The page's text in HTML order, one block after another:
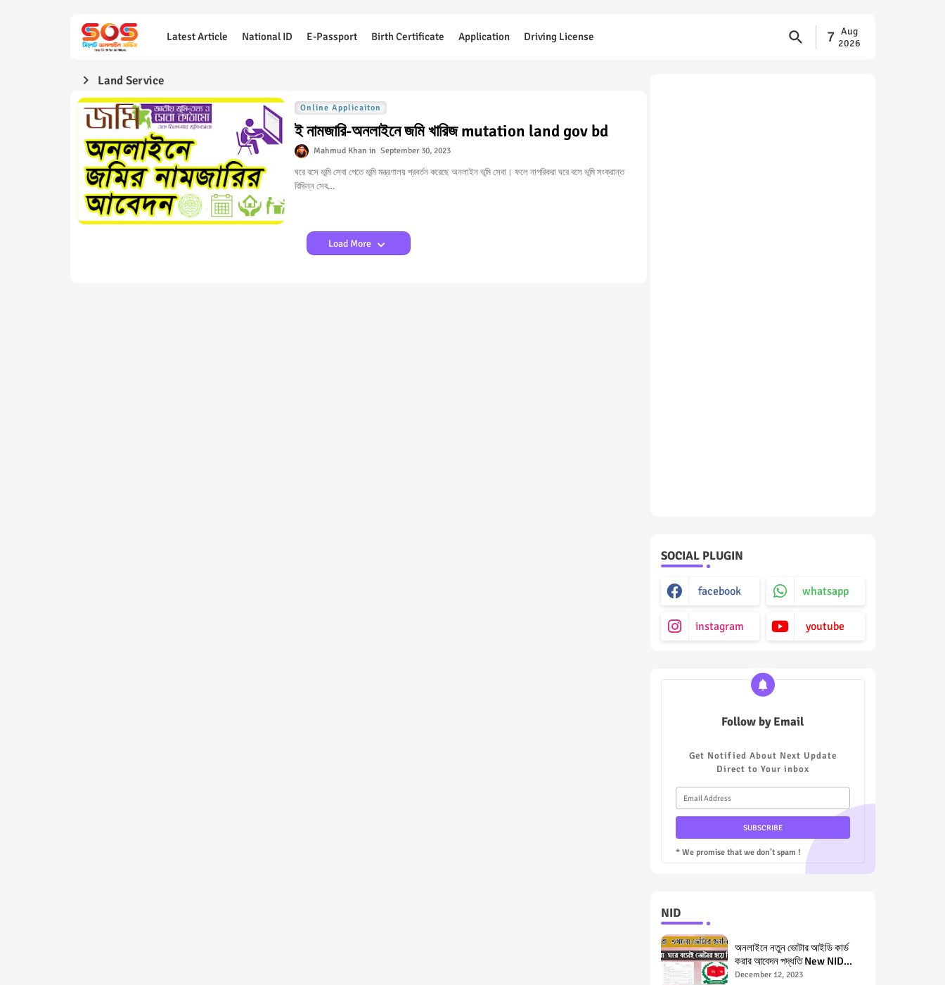
Latest Article National ID E-Passport Birth Certificate Application Driving License 7 Aug
2026
Land Service
Online Applicaiton
ই নামজারি-অনলাইনে জমি খারিজ mutation land gov bd
Mahmud Khan September 30, 2023
ঘরে বসে ভূমি সেবা পেতে ভূমি মন্ত্রণালয় প্রবর্তন করেছে অনলাইন ভূমি সেবা। ফলে নাগরিকরা ঘরে বসে ভূমি সংক্রান্ত
বিভিন্ন সেব…
Load More
SOCIAL PLUGIN
facebook whatsapp
instagram youtube
Follow by Email
Get Notified About Next Update
Direct to Your inbox
* We promise that we don't spam !
NID
অনলাইনে নতুন ভোটার আইডি কার্ড
করার আবেদন পদ্ধতি New NID
Application in Bangladesh
December 12, 2023